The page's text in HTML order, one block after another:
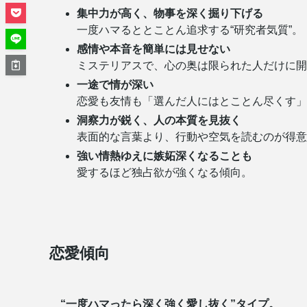
集中力が高く、物事を深く掘り下げる
一度ハマるととことん追求する“研究者気質”。
感情や本音を簡単には見せない
ミステリアスで、心の奥は限られた人だけに開
一途で情が深い
恋愛も友情も「選んだ人にはとことん尽くす」
洞察力が鋭く、人の本質を見抜く
表面的な言葉より、行動や空気を読むのが得意
強い情熱ゆえに嫉妬深くなることも
愛するほど独占欲が強くなる傾向。
恋愛傾向
“一度ハマったら深く強く愛し抜く”タイプ。